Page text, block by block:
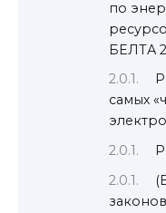
по
БЕЛТА
самых